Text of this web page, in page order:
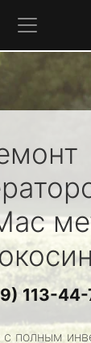
113-
полным